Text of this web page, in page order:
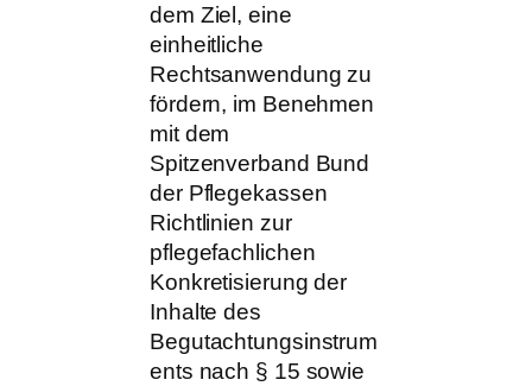
dem Ziel, eine
einheitliche
Rechtsanwendung zu
fördern, im Benehmen
mit dem
Spitzenverband Bund
der Pflegekassen
Richtlinien zur
pflegefachlichen
Konkretisierung der
Inhalte des
Begutachtungsinstrum
ents nach § 15 sowie